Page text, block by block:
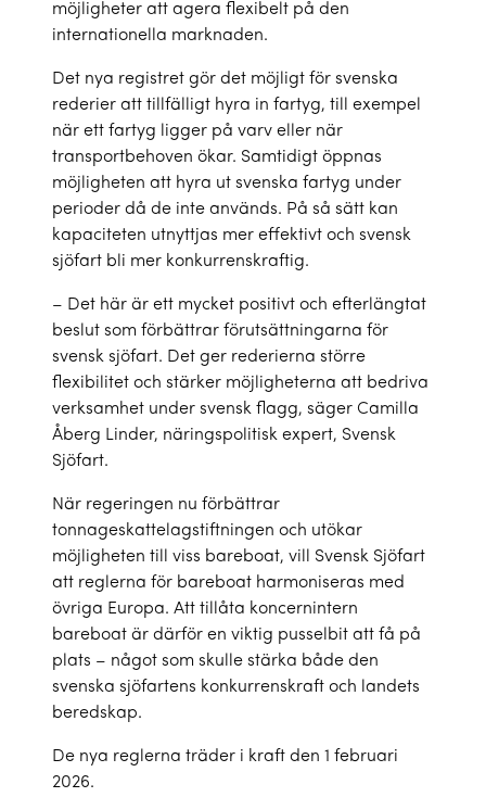
möjligheter att agera flexibelt på den
internationella marknaden.
Det nya registret gör det möjligt för svenska
rederier att tillfälligt hyra in fartyg, till exempel
när ett fartyg ligger på varv eller när
transportbehoven ökar. Samtidigt öppnas
möjligheten att hyra ut svenska fartyg under
perioder då de inte används. På så sätt kan
kapaciteten utnyttjas mer effektivt och svensk
sjöfart bli mer konkurrenskraftig.
– Det här är ett mycket positivt och efterlängtat
beslut som förbättrar förutsättningarna för
svensk sjöfart. Det ger rederierna större
flexibilitet och stärker möjligheterna att bedriva
verksamhet under svensk flagg, säger Camilla
Åberg Linder, näringspolitisk expert, Svensk
Sjöfart.
När regeringen nu förbättrar
tonnageskattelagstiftningen och utökar
möjligheten till viss bareboat, vill Svensk Sjöfart
att reglerna för bareboat harmoniseras med
övriga Europa. Att tillåta koncernintern
bareboat är därför en viktig pusselbit att få på
plats – något som skulle stärka både den
svenska sjöfartens konkurrenskraft och landets
beredskap.
De nya reglerna träder i kraft den 1 februari
2026.